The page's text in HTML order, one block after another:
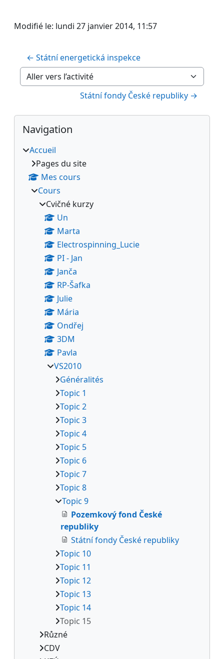
Modifié le: lundi 27 janvier 2014, 11:57
← Státní energetická inspekce
Aller vers l’activité
Státní fondy České republiky →
Blocs
Passer Navigation
Navigation
Accueil
Pages du site
Mes cours
Cours
Cvičné kurzy
Un
Marta
Electrospinning_Lucie
PI - Jan
Janča
RP-Šafka
Julie
Mária
Ondřej
3DM
Pavla
VS2010
Généralités
Topic 1
Topic 2
Topic 3
Topic 4
Topic 5
Topic 6
Topic 7
Topic 8
Topic 9
Pozemkový fond České
republiky
Státní fondy České republiky
Topic 10
Topic 11
Topic 12
Topic 13
Topic 14
Topic 15
Různé
CDV